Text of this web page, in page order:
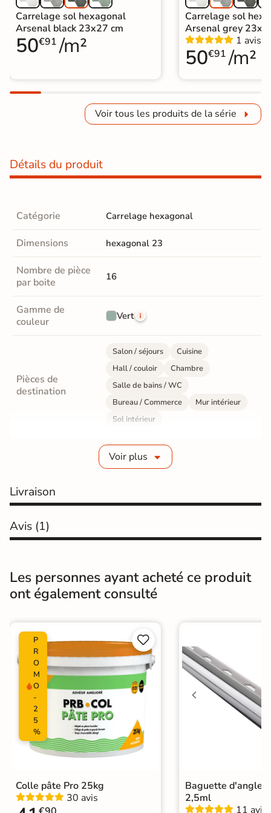
Carrelage sol hexagonal
Arsenal black 23x27 cm
50€91 /m²
Carrelage sol
Arsenal grey
1 avis
50€91 /m²
Voir tous les produits de la série
Détails du produit
Catégorie Carrelage hexagonal
Dimensions hexagonal 23
Nombre de pièce
par boite
16
Gamme de
couleur
Vert
Pièces de
destination
Salon / séjours
Cuisine
Hall / couloir
Chambre
Salle de bains / WC
Bureau / Commerce
Mur intérieur
Sol intérieur
Grès cérame émaillé
Résistance à
Gr4 - Très résistant
Masse colorée Non
Motif unique
Bords Non-rectifié
Finition Mate
Surface
Résistant au Gel Oui
Pièce humides Oui
Plancher
Chauffant
Oui
Choix
Voir plus
Livraison
Avis (1)
Les personnes ayant acheté ce produit
ont également consulté
P
R
O
M
O
-
2
5
%


Colle pâte Pro 25kg
30 avis
Baguette d'angle
2,5ml
11 avis